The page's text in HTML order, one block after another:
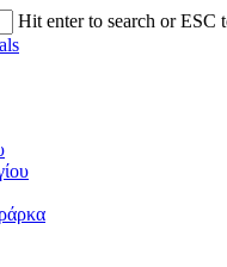
Hit enter to search or ESC